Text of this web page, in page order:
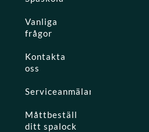
Vanliga
frågor
Kontakta
oss
Serviceanmälan
Måttbeställ
ditt spalock